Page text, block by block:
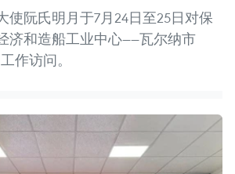
使阮氏明月于7月24日至25日对保
济和造船工业中心——瓦尔纳市
作访问。